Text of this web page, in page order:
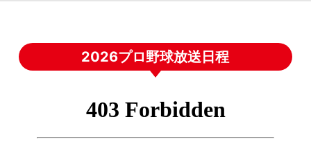
2026プロ野球放送日程